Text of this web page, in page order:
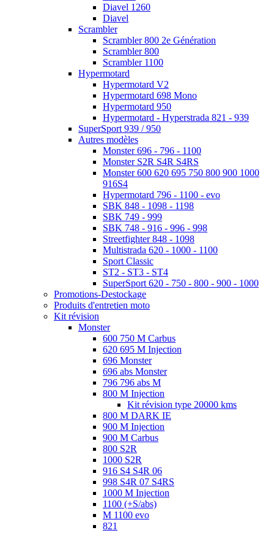
Diavel 1260
Diavel
Scrambler
Scrambler 800 2e Génération
Scrambler 800
Scrambler 1100
Hypermotard
Hypermotard V2
Hypermotard 698 Mono
Hypermotard 950
Hypermotard - Hyperstrada 821 - 939
SuperSport 939 / 950
Autres modèles
Monster 696 - 796 - 1100
Monster S2R S4R S4RS
Monster 600 620 695 750 800 900 1000
916S4
Hypermotard 796 - 1100 - evo
SBK 848 - 1098 - 1198
SBK 749 - 999
SBK 748 - 916 - 996 - 998
Streetfighter 848 - 1098
Multistrada 620 - 1000 - 1100
Sport Classic
ST2 - ST3 - ST4
SuperSport 620 - 750 - 800 - 900 - 1000
Promotions-Destockage
Produits d'entretien moto
Kit révision
Monster
600 750 M Carbus
620 695 M Injection
696 Monster
696 abs Monster
796 796 abs M
800 M Injection
Kit révision type 20000 kms
800 M DARK IE
900 M Injection
900 M Carbus
800 S2R
1000 S2R
916 S4 S4R 06
998 S4R 07 S4RS
1000 M Injection
1100 (+S/abs)
M 1100 evo
821